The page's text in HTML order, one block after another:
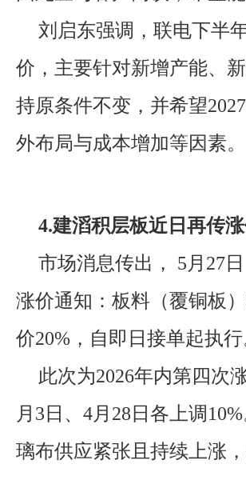
刘启东强调，联电下半
价，主要针对新增产能、
持原条件不变，并希望
外布局与成本增加等因素。
4.建滔积层板近日再传
市场消息传出， 5月27
涨价通知：板料（覆铜板
价20%，自即日接单起执行
此次为2026年内第四次
月3日、4月28日各上调
璃布供应紧张且持续上涨